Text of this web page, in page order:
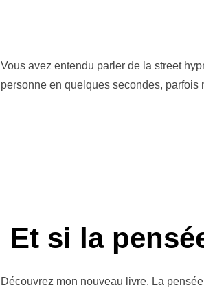
Vous avez entendu parler de la street
personne en quelques secondes,
Et si la
Découvrez mon nouveau livre. La